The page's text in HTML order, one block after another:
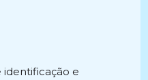
identificação e